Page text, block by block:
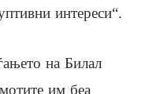
интереси“.
на Билал
им беа